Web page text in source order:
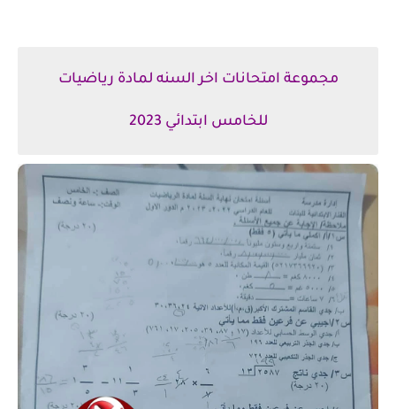
مجموعة امتحانات اخر السنه لمادة رياضيات
للخامس ابتدائي 2023